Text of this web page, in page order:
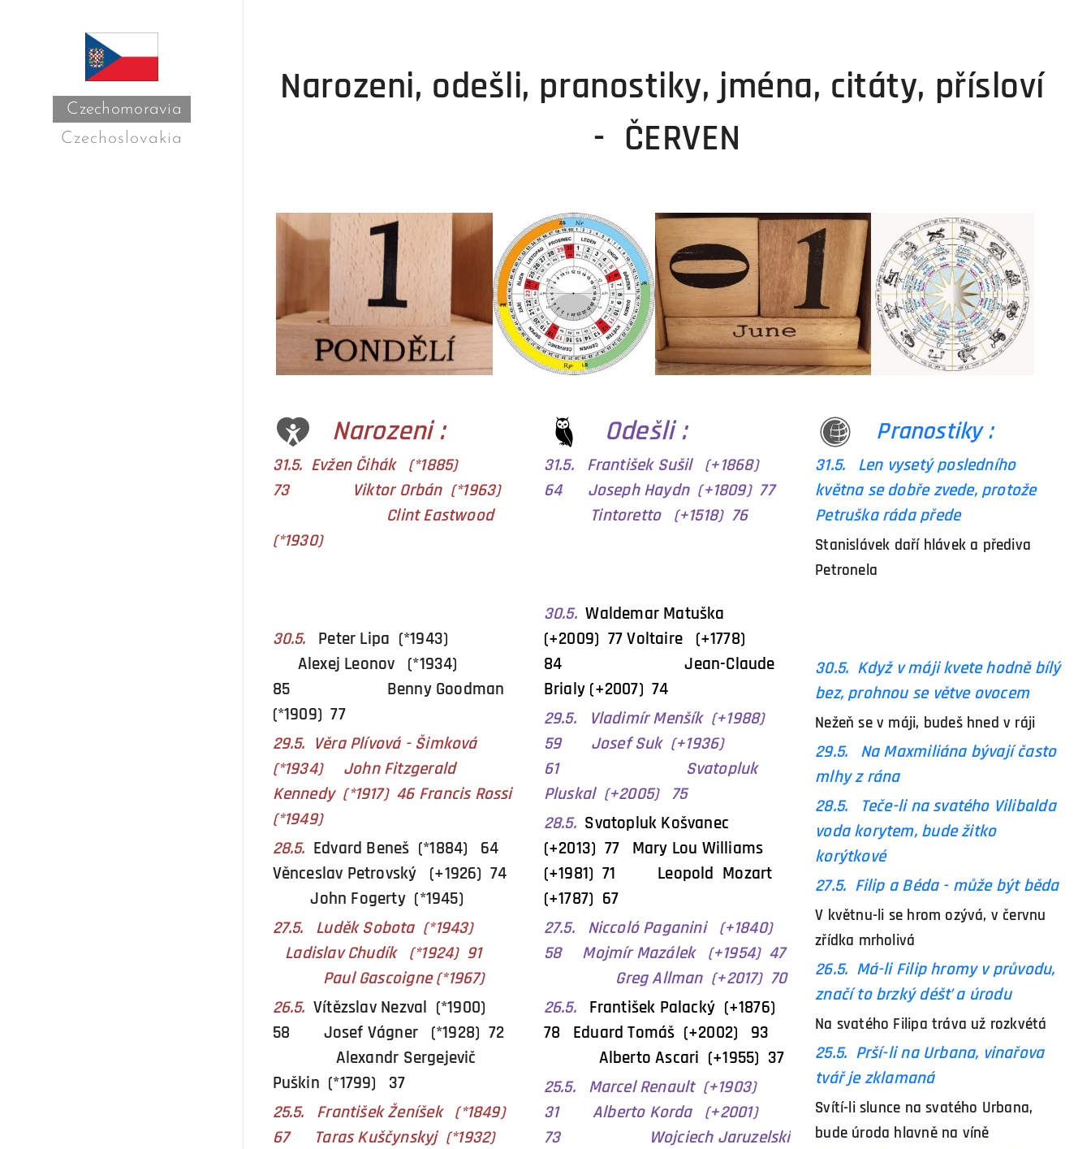
Czechomoravia
Czechoslovakia
Narozeni, odešli, pranostiky, jména, citáty, přísloví
- ČERVEN
Narozeni :
31.5. Evžen Čihák (*1885)
73 Viktor Orbán (*1963)
Clint Eastwood
(*1930)
30.5. Peter Lipa (*1943)
Alexej Leonov (*1934)
85 Benny Goodman
(*1909) 77
29.5. Věra Plívová - Šimková
(*1934) John Fitzgerald
Kennedy (*1917) 46 Francis Rossi
(*1949)
28.5. Edvard Beneš (*1884) 64
Věnceslav Petrovský (+1926) 74
John Fogerty (*1945)
27.5. Luděk Sobota (*1943)
Ladislav Chudík (*1924) 91
Paul Gascoigne (*1967)
26.5. Vítězslav Nezval (*1900)
58 Josef Vágner (*1928) 72
Alexandr Sergejevič
Puškin (*1799) 37
25.5. František Ženíšek (*1849)
67 Taras Kuščynskyj (*1932)
Odešli :
31.5. František Sušil (+1868)
64 Joseph Haydn (+1809) 77
Tintoretto (+1518) 76
30.5.Waldemar Matuška
(+2009) 77 Voltaire (+1778)
84Jean-Claude
Brialy (+2007) 74
29.5. Vladimír Menšík (+1988)
59 Josef Suk (+1936)
61 Svatopluk
Pluskal (+2005) 75
28.5. Svatopluk Košvanec
(+2013) 77 Mary Lou Williams
(+1981) 71 Leopold Mozart
(+1787) 67
27.5.
Niccoló Paganini (+1840)
58 Mojmír Mazálek (+1954) 47
Greg Allman (+2017) 70
26.5.
František Palacký (+1876)
78 Eduard Tomáš (+2002) 93
Alberto Ascari (+1955) 37
25.5. Marcel Renault (+1903)
31 Alberto Korda (+2001)
73
Wojciech Jaruzelski
Pranostiky :
31.5. Len vysetý posledního
května se dobře zvede, protože
Petruška ráda přede
Stanislávek daří hlávek a přediva
Petronela
30.5. Když v máji kvete hodně bílý
bez, prohnou se větve ovocem
Nežeň se v máji, budeš hned v ráji
29.5. Na Maxmiliána bývají často
mlhy z rána
28.5.
Teče-li na svatého Vilibalda
voda korytem, bude žitko
korýtkové
27.5. Filip a Béda - může být běda
V květnu-li se hrom ozývá, v červnu
zřídka mrholivá
26.5. Má-li Filip hromy v průvodu,
značí to brzký déšť a úrodu
Na svatého Filipa tráva už rozkvétá
25.5. Prší-li na Urbana, vinařova
tvář je zklamaná
Svítí-li slunce na svatého Urbana,
bude úroda hlavně na víně